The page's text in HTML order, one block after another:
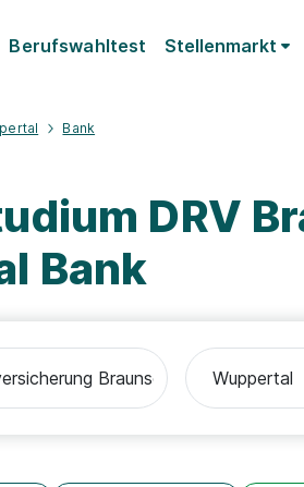
Berufswahltest Stellenmarkt
Bank
DRV
Bank